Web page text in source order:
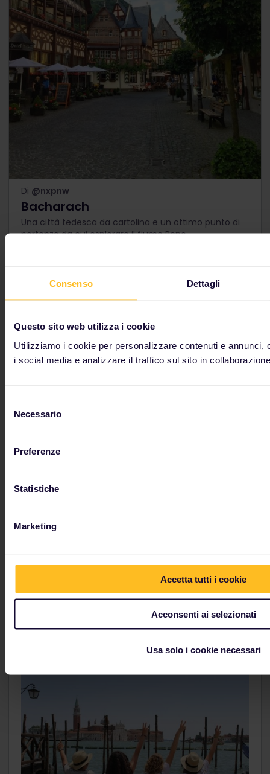
Consenso Dettagli
Questo sito web utilizza i cookie
Utilizziamo i cookie per personalizzare contenuti e annunci,
i social media e analizzare il traffico sul sito in
delNecessario
Preferenze
Statistiche
Marketing
Accetta tutti i cookie
Acconsenti ai selezionati
Usa solo i cookie necessari
Di @nxpnw
Bacharach
Una città tedesca da cartolina e un ottimo punto di
partenza da cui esplorare il fiume Reno.
informazioni su come aggiungerla alla tua prossima
avventura con un Pass Interrail, insieme ad altre